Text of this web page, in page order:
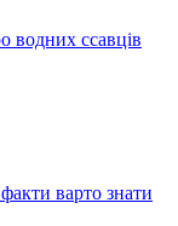
водних ссавців
варто знати